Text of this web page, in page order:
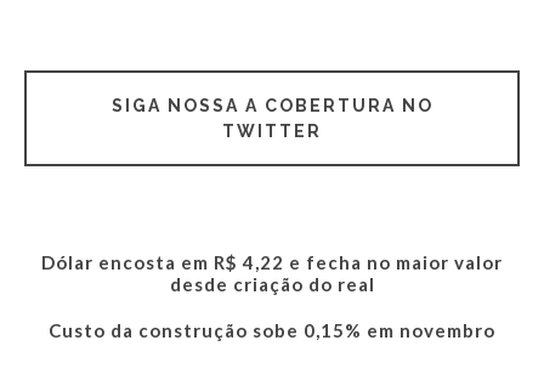
SIGA NOSSA A COBERTURA NO
TWITTER
Dólar encosta em R$ 4,22 e fecha no maior valor
desde criação do real
Custo da construção sobe 0,15% em novembro